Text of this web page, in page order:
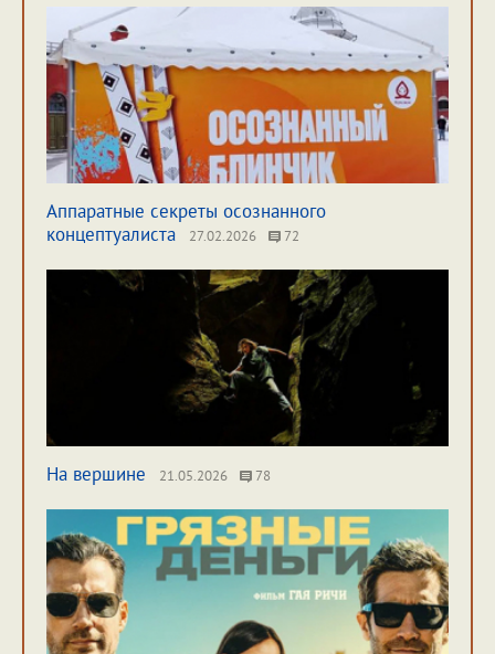
Аппаратные секреты осознанного
концептуалиста
27.02.2026 72
На вершине 21.05.2026 78